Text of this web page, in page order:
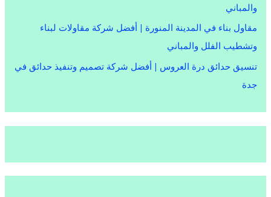
والمباني
مقاول بناء في المدينة المنورة | أفضل شركة مقاولات لبناء
وتشطيب الفلل والمباني
تنسيق حدائق درة العروس | أفضل شركة تصميم وتنفيذ حدائق في
جدة